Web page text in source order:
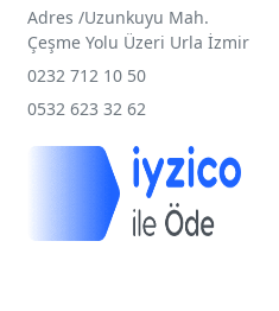
Adres /Uzunkuyu Mah.
Çeşme Yolu Üzeri Urla İzmir
0232 712 10 50
0532 623 32 62